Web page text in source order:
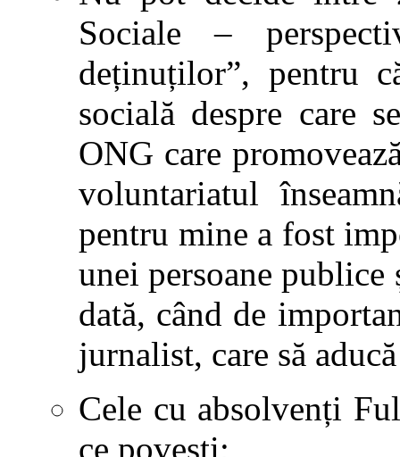
Sociale –
deținuților”, pentru
socială despre care
ONG care
voluntariatul
pentru mine a fost
unei persoane
dată, când de
jurnalist, care să
Cele cu absolvenți
ce povesti;